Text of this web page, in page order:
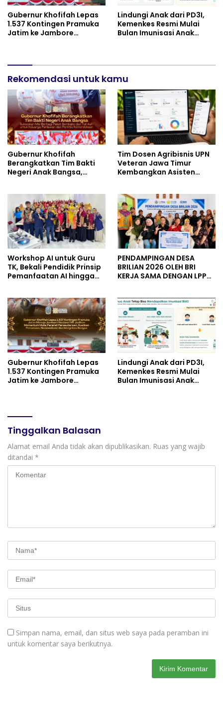
Gubernur Khofifah Lepas
1.537 Kontingen Pramuka
Jatim ke Jambore
Semangat Nasionalisme
Lindungi Anak dari PD3I,
Kemenkes Resmi Mulai
Bulan Imunisasi Anak
Rekomendasi untuk kamu
Gubernur Khofifah
Berangkatkan Tim Bakti
Negeri Anak Bangsa,
dan Perintis Kemerdekaan
Tim Dosen Agribisnis UPN
Veteran Jawa Timur
Kembangkan Asisten
UMKM
Workshop AI untuk Guru
TK, Bekali Pendidik Prinsip
Pemanfaatan AI hingga
PENDAMPINGAN DESA
BRILIAN 2026 OLEH BRI
KERJA SAMA DENGAN LPPM
Gubernur Khofifah Lepas
1.537 Kontingen Pramuka
Jatim ke Jambore
Semangat Nasionalisme
Lindungi Anak dari PD3I,
Kemenkes Resmi Mulai
Bulan Imunisasi Anak
Tinggalkan Balasan
Alamat email Anda tidak akan dipublikasikan. Ruas yang wajib
ditandai *
Simpan nama, email, dan situs web saya pada peramban ini
untuk komentar saya berikutnya.